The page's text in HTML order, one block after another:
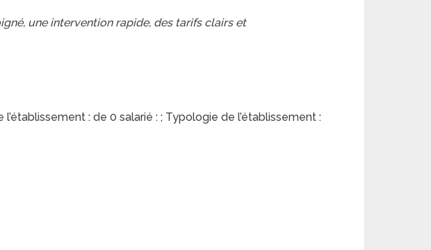
une intervention rapide, des tarifs clairs et
: de 0 salarié : ; Typologie de l’établissement :